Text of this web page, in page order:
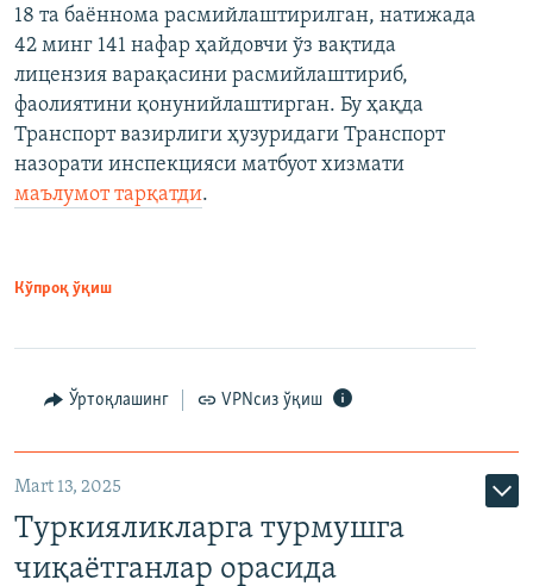
18 та баённома расмийлаштирилган, натижада
42 минг 141 нафар ҳайдовчи ўз вақтида
лицензия варақасини расмийлаштириб,
фаолиятини қонунийлаштирган. Бу ҳақда
Транспорт вазирлиги ҳузуридаги Транспорт
назорати инспекцияси матбуот хизмати
маълумот тарқатди.
Кўпроқ ўқиш
Ўртоқлашинг VPNсиз ўқиш
Mart 13, 2025
Туркияликларга турмушга
чиқаётганлар орасида